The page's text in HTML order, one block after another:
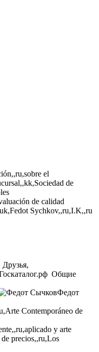
el
de
de calidad
Sychkov,,ru,I.K,,ru
Общие
Федот